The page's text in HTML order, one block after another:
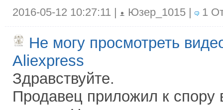
2016-05-12 10:27:11 | Юзер_1015 | 1
Не могу просмотреть
Aliexpress
Здравствуйте.
Продавец приложил к спору